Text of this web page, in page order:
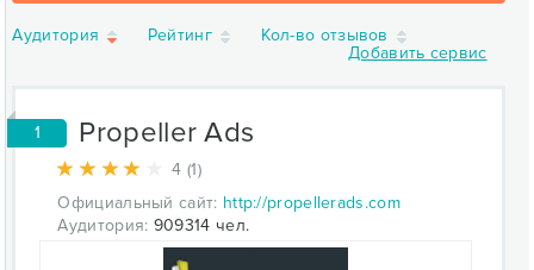
Аудитория Рейтинг
Кол-во отзывов
Добавить сервис
1 Propeller Ads
4 (1)
Официальный сайт: http://propellerads.com
Аудитория: 909314 чел.